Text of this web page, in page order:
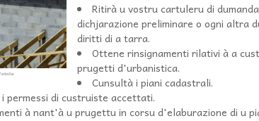
Ritirà u vostru cartuleru di
dichjarazione preliminare o ogni altra
diritti di a tarra.
Ottene rinsignamenti rilativi à a
prugetti d'urbanistica.
Cunsultà i piani cadastrali.
permessi di custruiste accettati.
à nant'à u prugettu in corsu d'elaburazione di u